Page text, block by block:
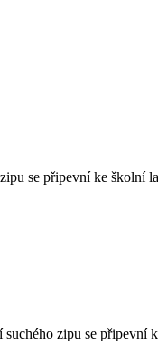
se připevní ke školní
zipu se